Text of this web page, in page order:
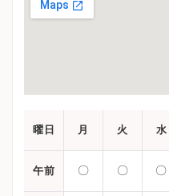
曜日 月 火 水
午前 〇 〇 〇